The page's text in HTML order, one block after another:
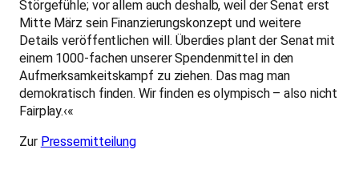
Störgefühle; vor allem auch deshalb, weil der Senat erst
Mitte März sein Finanzierungskonzept und weitere
Details veröffentlichen will. Überdies plant der Senat mit
einem 1000-fachen unserer Spendenmittel in den
Aufmerksamkeitskampf zu ziehen. Das mag man
demokratisch finden. Wir finden es olympisch – also nicht
Fairplay.‹«
Zur Pressemitteilung